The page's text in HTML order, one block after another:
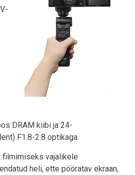
DRAM kiibi ja 24-
F1.8-2.8 optikaga.
filmimiseks vajalikele
heli, ette pööratav ekraan,